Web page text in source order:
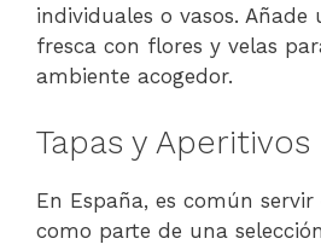
individuales o vasos. Añade
fresca con flores y velas
ambiente acogedor.
Tapas y Aperitivos
En España, es común servir
como parte de una